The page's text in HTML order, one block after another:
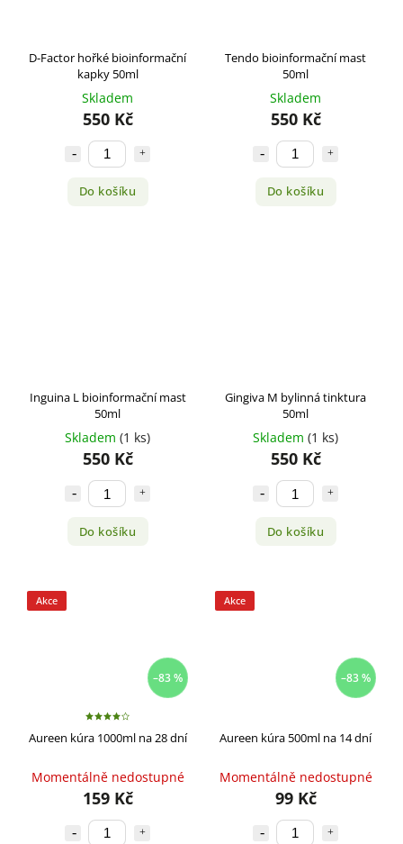
D-Factor hořké bioinformační
kapky 50ml
Skladem
550 Kč
Do košíku
Tendo bioinformační mast
50ml
Skladem
550 Kč
Do košíku
Inguina L bioinformační mast
50ml
Skladem (1 ks)
550 Kč
Do košíku
Gingiva M bylinná tinktura
50ml
Skladem (1 ks)
550 Kč
Do košíku
Akce
–83 %
Aureen kúra 1000ml na 28 dní
Momentálně nedostupné
159 Kč
Akce
–83 %
Aureen kúra 500ml na 14 dní
Momentálně nedostupné
99 Kč